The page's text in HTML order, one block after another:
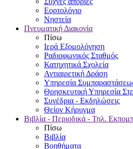
Εορτολόγιο
Νηστεία
Πνευματική Διακονία
Πίσω
Ιερά Εξομολόγηση
Ραδιοφωνικός Σταθμός
Κατηχητικά Σχολεία
Αντιαιρετική Δράση
Υπηρεσία
Θρησκευτική Υπηρεσία
Συνέδρια - Εκδηλώσεις
Θείον Κήρυγμα
Βιβλία - Περιοδικά - Τηλ.
Πίσω
Βιβλία
Βοηθήματα